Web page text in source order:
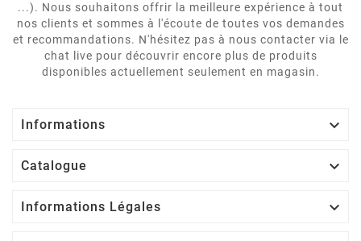
...). Nous souhaitons offrir la meilleure expérience à tout
nos clients et sommes à l'écoute de toutes vos demandes
et recommandations. N'hésitez pas à nous contacter via le
chat live pour découvrir encore plus de produits
disponibles actuellement seulement en magasin.
Informations 
Catalogue 
Informations Légales 